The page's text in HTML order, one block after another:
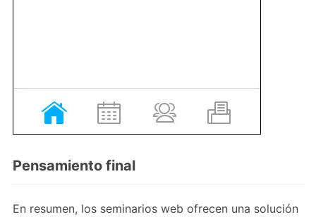
Pensamiento final
En resumen, los seminarios web ofrecen una solución